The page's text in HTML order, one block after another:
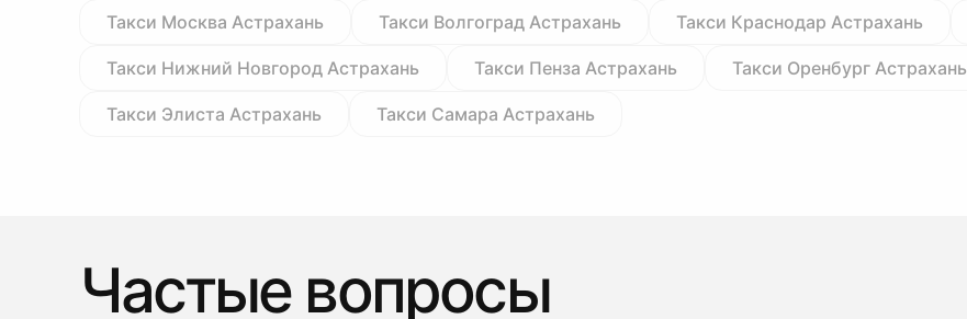
Такси Москва Астрахань Такси Волгоград Астрахань Такси Краснодар Астрахань
Такси Нижний Новгород Астрахань Такси Пенза Астрахань Такси Оренбург Астрахань
Такси Элиста Астрахань Такси Самара Астрахань
Частые вопросы